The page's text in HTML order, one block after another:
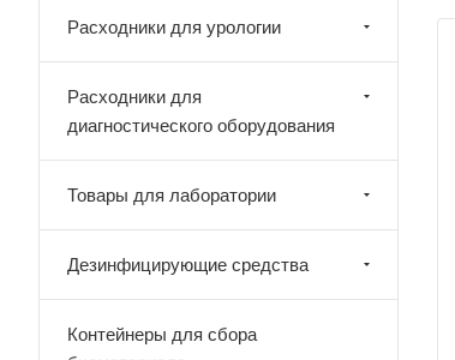
Расходники для урологии
Расходники для
диагностического оборудования
Товары для лаборатории
Дезинфицирующие средства
Контейнеры для сбора